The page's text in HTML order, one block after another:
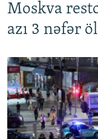
Moskva
azı 3 nəfər